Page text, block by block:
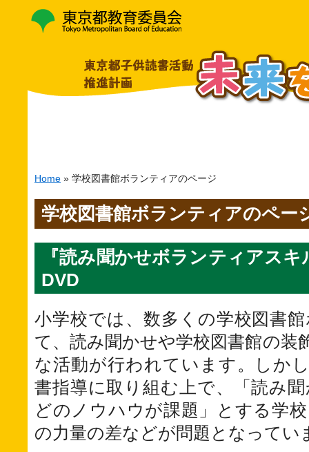
Home » 学校図書館ボランティアのページ
学校図書館ボランティアのペー
『読み聞かせボランティアス
DVD
小学校では、数多くの学校図書
て、読み聞かせや学校図書館の装
な活動が行われています。しか
書指導に取り組む上で、「読み
どのノウハウが課題」とする学
の力量の差などが問題となってい